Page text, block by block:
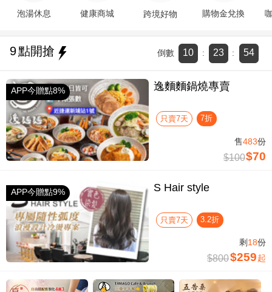
泡湯休息 健康商城 跨境好物 購物金兌換
9點開搶 倒數 10 : 23 : 53
APP今贈點8% 逸麵麵鍋燒專賣
只賣7天 7折
售483份
$100$70
APP今贈點9% S Hair style
只賣7天 3.2折
剩 18份
$800$259 起